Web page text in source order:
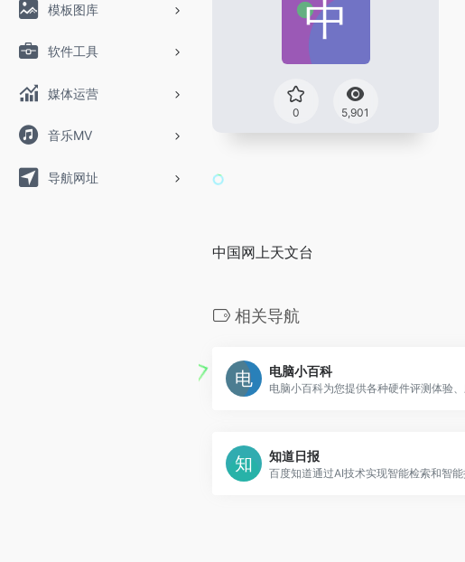
模板图库
软件工具
媒体运营
音乐MV
导航网址
0 5,901
中国网上天文台
相关导航
电脑小百科
知道日报